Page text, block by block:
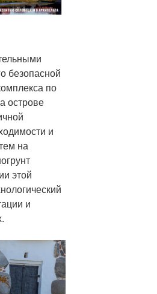
безопасной
по
острове
и
на
этой
и